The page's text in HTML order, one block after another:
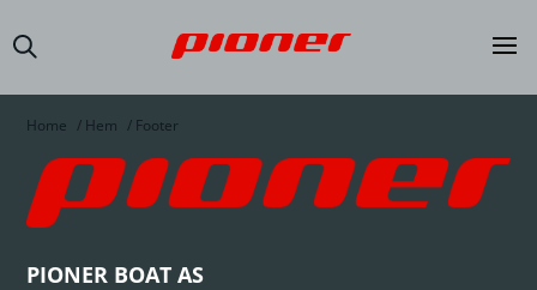
Home / Hem / Footer
PIONER BOAT AS